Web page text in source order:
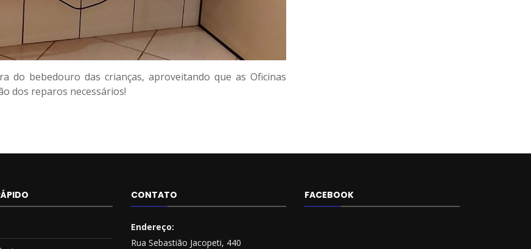
do bebedouro das crianças, aproveitando que as Oficinas
dos reparos necessários!
CONTATO
Endereço:
Rua Sebastião Jacopeti, 440
FACEBOOK